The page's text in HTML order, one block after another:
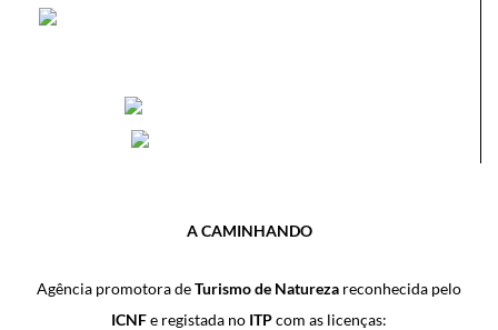
A CAMINHANDO
Agência promotora deTurismo de Natureza reconhecida pelo
ICNFe registada no ITPcom as licenças: